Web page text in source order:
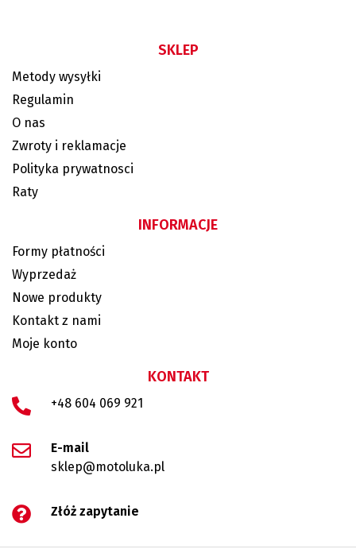
SKLEP
Metody wysyłki
Regulamin
O nas
Zwroty i reklamacje
Polityka prywatnosci
Raty
INFORMACJE
Formy płatności
Wyprzedaż
Nowe produkty
Kontakt z nami
Moje konto
KONTAKT
+48 604 069 921
E-mail
sklep@motoluka.pl
Złóż zapytanie